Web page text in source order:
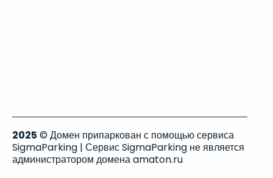
2025 © Домен припаркован с помощью сервиса
SigmaParking | Сервис SigmaParking не является
администратором домена amaton.ru